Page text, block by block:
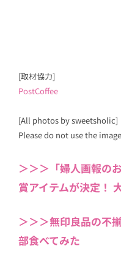
[取材協力]
PostCoffee
[All photos by sweetsholic]
Please do not use the
＞＞＞「婦人画報の
賞アイテムが決定！
＞＞＞無印良品の不
部食べてみた